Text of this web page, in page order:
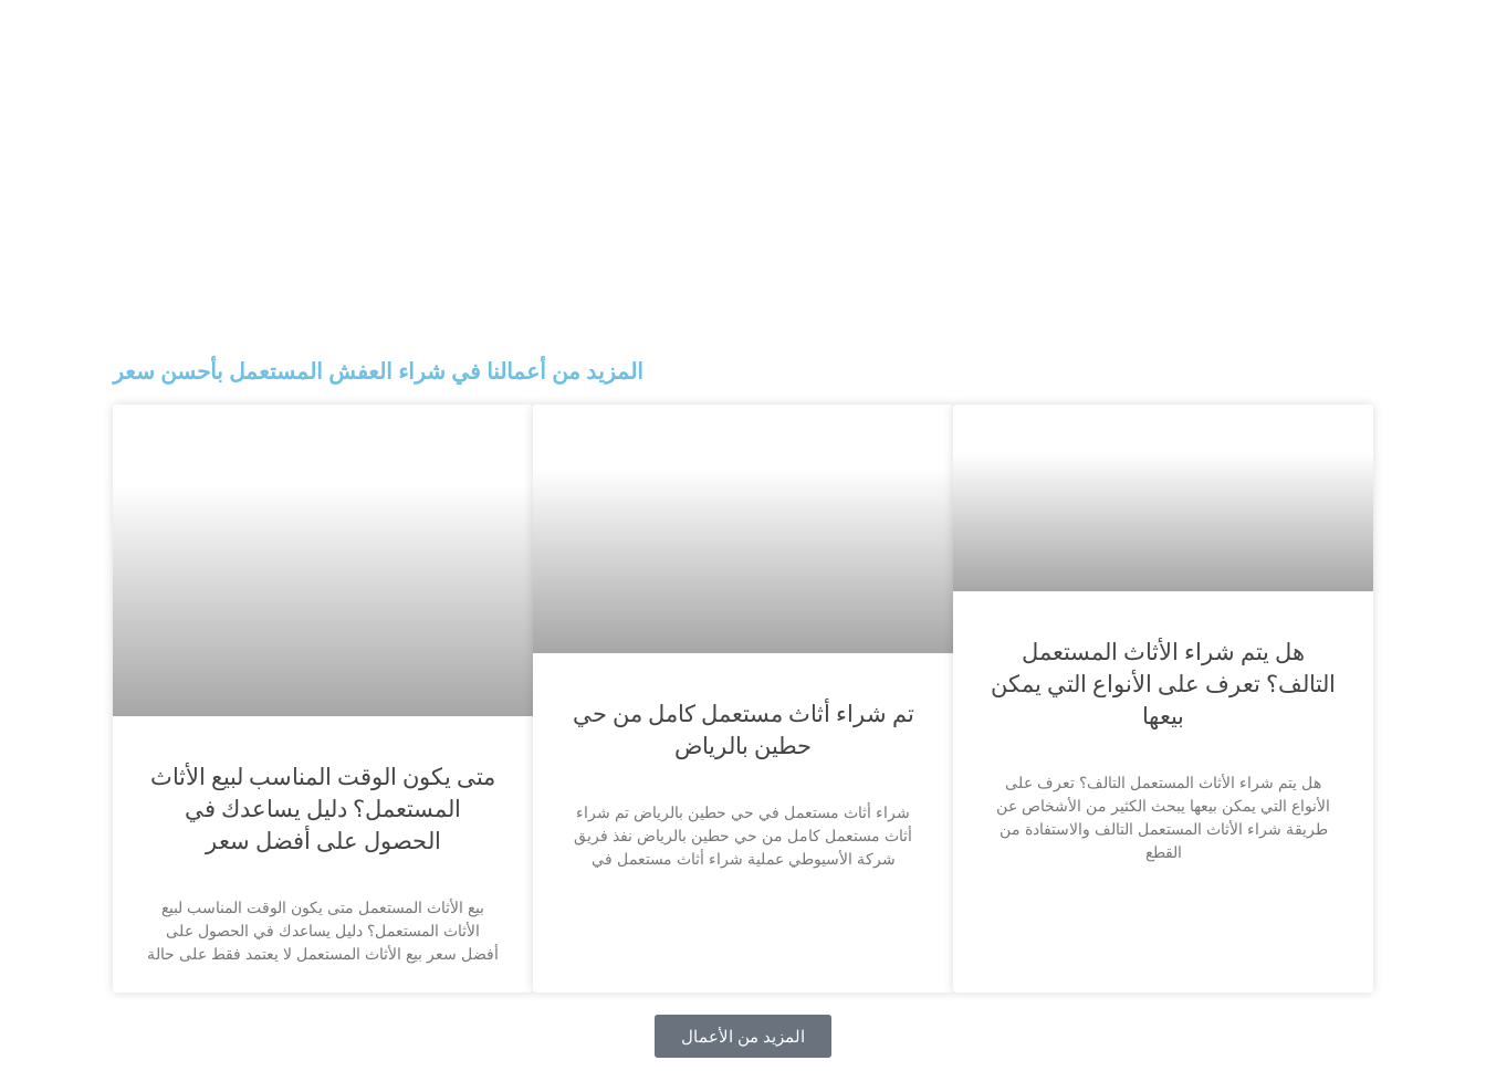
المزيد من أعمالنا في شراء العفش المستعمل بأحسن سعر
متى يكون الوقت المناسب لبيع الأثاث
المستعمل؟ دليل يساعدك في
الحصول على أفضل سعر
بيع الأثاث المستعمل متى يكون الوقت المناسب لبيع
الأثاث المستعمل؟ دليل يساعدك في الحصول على
أفضل سعر بيع الأثاث المستعمل لا يعتمد فقط على حالة
تم شراء أثاث مستعمل كامل من حي
حطين بالرياض
شراء أثاث مستعمل في حي حطين بالرياض تم شراء
أثاث مستعمل كامل من حي حطين بالرياض نفذ فريق
شركة الأسيوطي عملية شراء أثاث مستعمل في
هل يتم شراء الأثاث المستعمل
التالف؟ تعرف على الأنواع التي يمكن
بيعها
هل يتم شراء الأثاث المستعمل التالف؟ تعرف على
الأنواع التي يمكن بيعها يبحث الكثير من الأشخاص عن
طريقة شراء الأثاث المستعمل التالف والاستفادة من
القطع
المزيد من الأعمال